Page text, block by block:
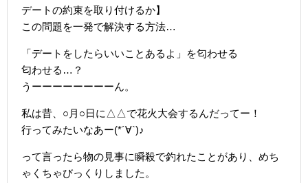
デートの約束を取り付けるか】
この問題を一発で解決する方法…
「デートをしたらいいことあるよ」を匂わせる
匂わせる…？
うーーーーーーーーん。
私は昔、○月○日に△△で花火大会するんだってー！
行ってみたいなあー(*´∀`)♪
って言ったら物の見事に瞬殺で釣れたことがあり、めち
ゃくちゃびっくりしました。